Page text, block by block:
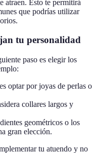
atraen. Esto te permitirá
que podrías utilizar
tu personalidad
paso es elegir los
optar por joyas de perlas o
collares largos y
geométricos o los
gran elección.
tu atuendo y no